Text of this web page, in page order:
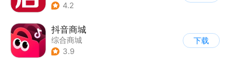
4.2
抖音商城
综合商城
3.9
下载